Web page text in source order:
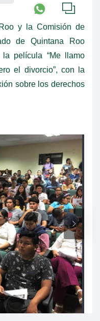
y la Comisión de
de Quintana Roo
película “Me llamo
el divorcio”, con la
sobre los derechos